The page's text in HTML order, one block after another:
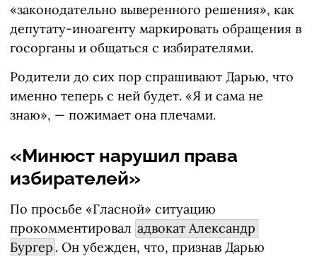
«законодательно выверенного решения», как
депутату-иноагенту маркировать обращения в
госорганы и общаться с избирателями.
Родители до сих пор спрашивают Дарью, что
именно теперь с ней будет. «Я и сама не
знаю», — пожимает она плечами.
«Минюст нарушил права
избирателей»
По просьбе «Гласной» ситуацию
прокомментировал адвокат Александр
Бургер . Он убежден, что, признав Дарью